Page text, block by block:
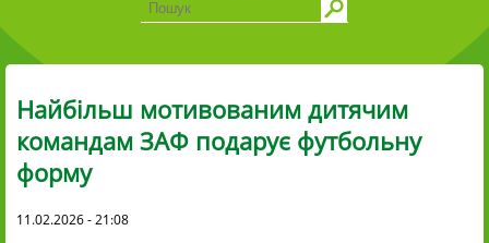
Найбільш мотивованим дитячим
командам ЗАФ подарує футбольну
форму
11.02.2026 - 21:08